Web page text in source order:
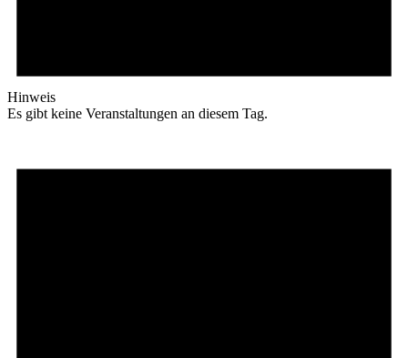
Hinweis
Es gibt keine Veranstaltungen an diesem Tag.